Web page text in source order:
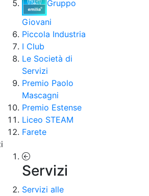
Gruppo
Giovani
Piccola Industria
I Club
Le Società di
Servizi
Premio Paolo
Mascagni
Premio Estense
Liceo STEAM
Farete
Servizi
Servizi alle